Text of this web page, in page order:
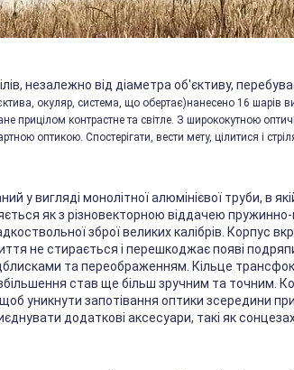
незалежно від діаметра об'єктиву,
окуляр, система, що обертає)нанесено 16 шарів
прицілом контрастне та світле. З ширококутною
оптикою. Спостерігати, вести мету, цілитися і
у вигляді монолітної алюмінієвої труби, в
як з різновекторною віддачею
зброї великих калібрів. Корпус
не стирається і перешкоджає появі
та переображенням. Кільце
став ще більш зручним та точним.
уникнути запотівання оптики зсередини
додаткові аксесуари, такі як